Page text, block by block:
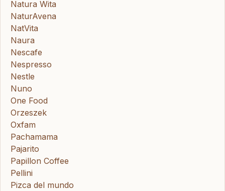
Natura Wita
NaturAvena
NatVita
Naura
Nescafe
Nespresso
Nestle
Nuno
One Food
Orzeszek
Oxfam
Pachamama
Pajarito
Papillon Coffee
Pellini
Pizca del mundo